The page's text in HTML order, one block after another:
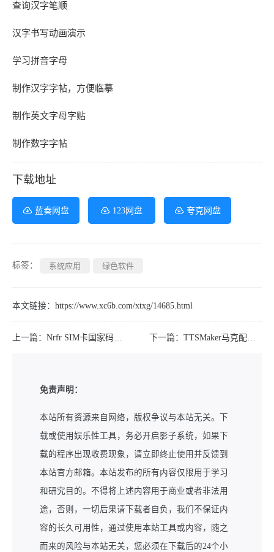
查询汉字笔顺
汉字书写动画演示
学习拼音字母
制作汉字字帖，方便临摹
制作英文字母字贴
制作数字字帖
下载地址
蓝奏网盘 123网盘 夸克网盘
标签： 系统应用 绿色软件
本文链接： https://www.xc6b.com/xtxg/14685.html
上一篇： Nrfr SIM卡国家码修改工具v1.0.2 下一篇：TTSMaker马克配音v2.0 不受次数限制配音软件
免责声明：
本站所有资源来自网络，版权争议与本站无关。下
载或使用娱乐性工具，务必开启影子系统，如果下
载的程序出现收费现象，请立即终止使用并反馈到
本站官方邮箱。本站发布的所有内容仅限用于学习
和研究目的。不得将上述内容用于商业或者非法用
途，否则，一切后果请下载者自负，我们不保证内
容的长久可用性，通过使用本站工具或内容，随之
而来的风险与本站无关，您必须在下载后的24个小